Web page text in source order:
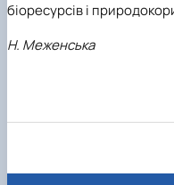
біоресурсів і
Н. Меженська